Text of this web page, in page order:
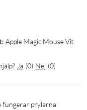
femte och
fjärde generationen)
Apple Magic Mouse Vit
Ja (0) Nej (0)